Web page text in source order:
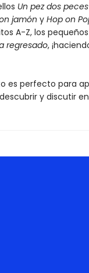
Un pez dos
jamón y Hop on
A-Z, los
regresado,
es perfecto para
y discutir